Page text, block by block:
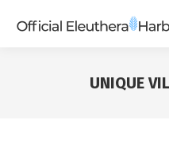
UNIQUE